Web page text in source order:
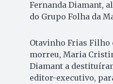
Fernanda Diamant,
do Grupo Folha da
Otavinho Frias Filho
morreu, Maria
Diamant a
editor-executivo,